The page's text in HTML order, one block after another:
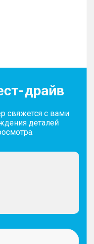
драйв
свяжется с вами
деталей